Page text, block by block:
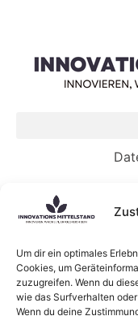
Um dir ein optimales
Cookies, um
zuzugreifen. Wenn du
wie das Surfverhalten
Wenn du deine
Neueste
Die
werden neue
Es ist an der
investiert. So